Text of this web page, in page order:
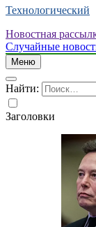
Технологический
Новостная
Случайные
Меню
Найти:
Заголовки